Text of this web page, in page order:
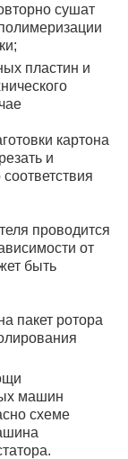
сушат
пластин и
картона
и
проводится
от
быть
пакет ротора
машин
схеме